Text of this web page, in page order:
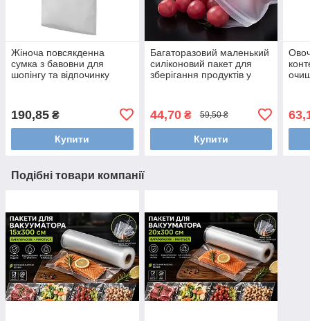
Жіноча повсякденна
сумка з бавовни для
шопінгу та відпочинку
190,85 ₴
Купити
Багаторазовий маленький
силіконовий пакет для
зберігання продуктів у
44,70₴ 59,50 ₴
Купити
Подібні товари компанії